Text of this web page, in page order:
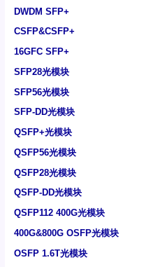
DWDM SFP+
CSFP&CSFP+
16GFC SFP+
SFP28光模块
SFP56光模块
SFP-DD光模块
QSFP+光模块
QSFP56光模块
QSFP28光模块
QSFP-DD光模块
QSFP112 400G光模块
400G&800G OSFP光模块
OSFP 1.6T光模块